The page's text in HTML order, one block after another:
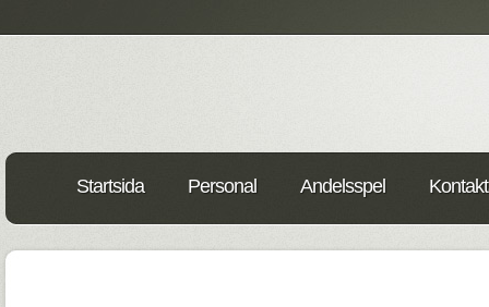
Startsida Personal Andelsspel